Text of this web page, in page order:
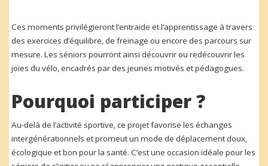
Ces moments privilégieront l’entraide et l’apprentissage à travers
des exercices d’équilibre, de freinage ou encore des parcours sur
mesure. Les séniors pourront ainsi découvrir ou redécouvrir les
joies du vélo, encadrés par des jeunes motivés et pédagogues.
Pourquoi participer ?
Au-delà de l’activité sportive, ce projet favorise les échanges
intergénérationnels et promeut un mode de déplacement doux,
écologique et bon pour la santé. C’est une occasion idéale pour les